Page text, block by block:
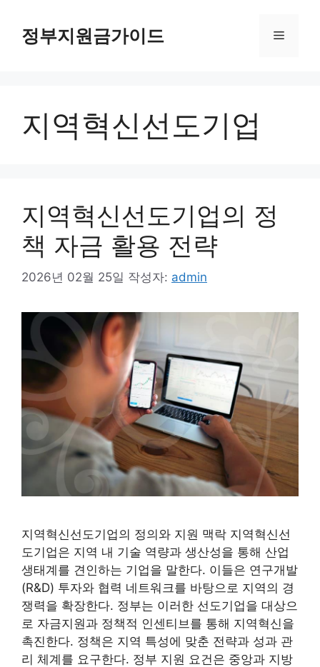
정부지원금가이드 메
지역혁신선도기업
지역혁신선도기업의 정
책 자금 활용 전략
2026년 02월 25일 작성자: admin
지역혁신선도기업의 정의와 지원 맥락 지역혁신선
도기업은 지역 내 기술 역량과 생산성을 통해 산업
생태계를 견인하는 기업을 말한다. 이들은 연구개발
(R&D) 투자와 협력 네트워크를 바탕으로 지역의 경
쟁력을 확장한다. 정부는 이러한 선도기업을 대상으
로 자금지원과 정책적 인센티브를 통해 지역혁신을
촉진한다. 정책은 지역 특성에 맞춘 전략과 성과 관
리 체계를 요구한다. 정부 지원 요건은 중앙과 지방